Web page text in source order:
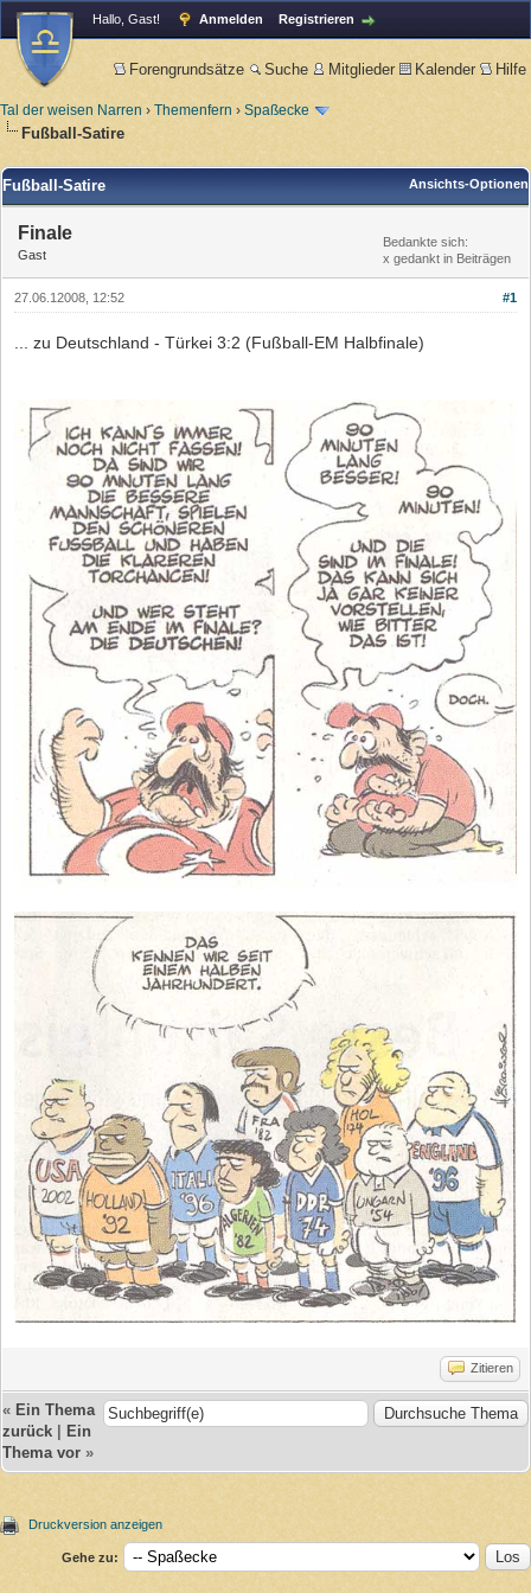
Hallo, Gast! Anmelden Registrieren
Forengrundsätze Suche Mitglieder Kalender Hilfe
Tal der weisen Narren › Themenfern › Spaßecke
Fußball-Satire
Ansichts-Optionen
Fußball-Satire
Finale
Gast
Bedankte sich:
x gedankt in Beiträgen
#1
27.06.12008, 12:52
... zu Deutschland - Türkei 3:2 (Fußball-EM Halbfinale)
Zitieren
« Ein Thema
zurück
Ein
Thema vor »
Druckversion anzeigen
Gehe zu: